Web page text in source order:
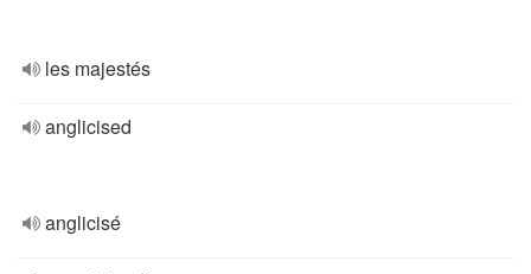
les majestés
anglicised
anglicisé